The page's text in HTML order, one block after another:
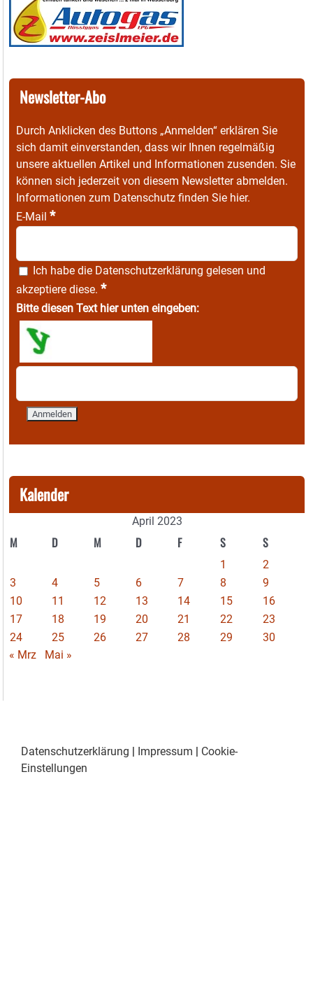
Newsletter-Abo
Durch Anklicken des Buttons „Anmelden“ erklären Sie
sich damit einverstanden, dass wir Ihnen regelmäßig
unsere aktuellen Artikel und Informationen zusenden. Sie
können sich jederzeit von diesem Newsletter abmelden.
Informationen zum Datenschutz finden Sie hier.
E-Mail *
Ich habe die Datenschutzerklärung gelesen und
akzeptiere diese. *
Bitte diesen Text hier unten eingeben:
Kalender
April 2023
M D M D F S S
1
2
3
4 5 6 7 8
9
10
11 12 13 14 15
16
17
18 19 20 21 22
23
24
25 26 27 28 29
30
« Mrz
Mai »
Datenschutzerklärung | Impressum | Cookie-
Einstellungen